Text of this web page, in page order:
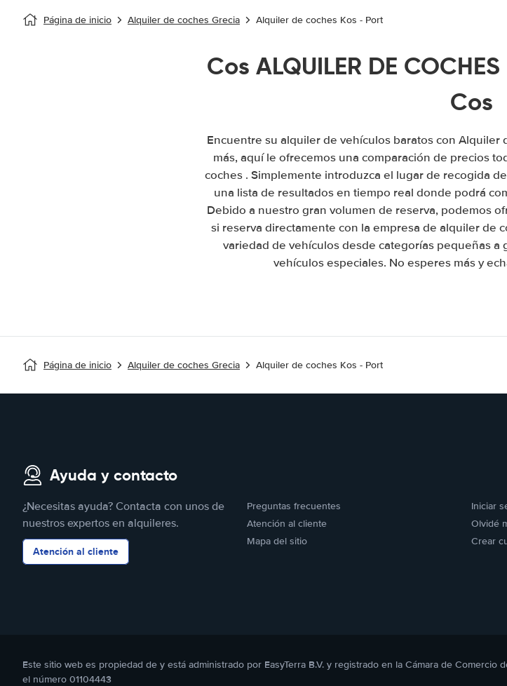
Página de inicio Alquiler de coches Grecia Alquiler de coches Kos - Port
Cos ALQUILER DE
Cos
Encuentre su alquiler de vehículos baratos con Alquiler
más, aquí le ofrecemos una comparación de precios
coches . Simplemente introduzca el lugar de recogida
una lista de resultados en tiempo real donde podrá
Debido a nuestro gran volumen de reserva, podemos
si reserva directamente con la empresa de alquiler de
variedad de vehículos desde categorías pequeñas a
vehículos especiales. No esperes más y
Página de inicio Alquiler de coches Grecia Alquiler de coches Kos - Port
Ayuda y contacto
¿Necesitas ayuda? Contacta con unos de
nuestros expertos en alquileres.
Atención al cliente
Preguntas frecuentes
Atención al cliente
Mapa del sitio
Iniciar
Olvidé
Crear
Este sitio web es propiedad de y está administrado por EasyTerra B.V. y registrado en la Cámara de Comercio
el número 01104443